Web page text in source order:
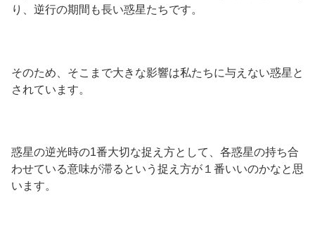
り、逆行の期間も長い惑星たちです。
そのため、そこまで大きな影響は私たちに与えない惑星と
されています。
惑星の逆光時の1番大切な捉え方として、各惑星の持ち合
わせている意味が滞るという捉え方が１番いいのかなと思
います。